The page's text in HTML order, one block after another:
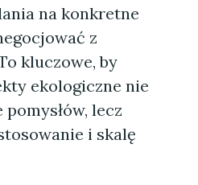
na konkretne
z
kluczowe, by
ekologiczne nie
lecz
i skalę